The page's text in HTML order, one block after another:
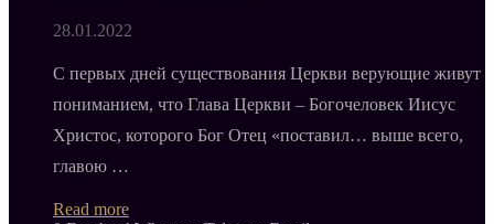
28.01.2022
С первых дней существования Церкви верующие живут
пониманием, что Глава Церкви – Богочеловек Иисус
Христос, которого Бог Отец «поставил… выше всего,
главою …
Read more